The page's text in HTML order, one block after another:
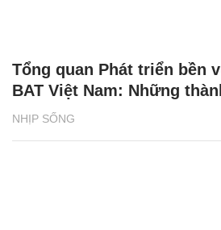
NHỊP SỐNG
Tổng quan Phát triển bền
BAT Việt Nam: Những